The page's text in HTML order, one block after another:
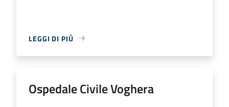
LEGGI DI PIÙ
Ospedale Civile Voghera